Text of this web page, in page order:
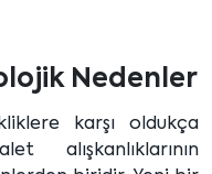
Nedenler
karşı oldukça
alışkanlıklarının